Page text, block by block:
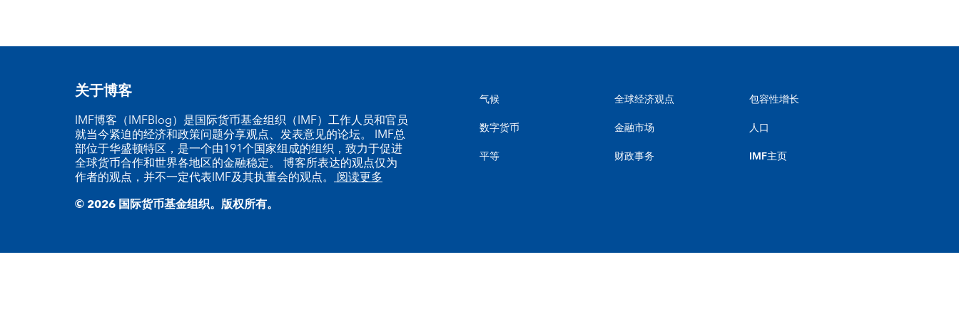
关于博客
IMF博客（IMFBlog）是国际货币基金组织（IMF）工作人员和官员
就当今紧迫的经济和政策问题分享观点、发表意见的论坛。 IMF总
部位于华盛顿特区，是一个由191个国家组成的组织，致力于促进
全球货币合作和世界各地区的金融稳定。 博客所表达的观点仅为
作者的观点，并不一定代表IMF及其执董会的观点。 阅读更多
气候
数字货币
平等
全球经济观点
金融市场
财政事务
包容性增长
人口
IMF主页
© 2026 国际货币基金组织。版权所有。